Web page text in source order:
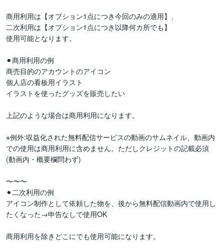
商用利用は【オプション1点につき今回のみの適用】、
二次利用は【オプション1点につき以降何カ所でも】
使用可能となります。
⚫︎商用利用の例
商売目的のアカウントのアイコン
個人店の看板用イラスト
イラストを使ったグッズを販売したい
上記のような場合は商用利用になります。
※例外:収益化された無料配信サービスの動画のサムネイル、動画内
での使用は商用利用に含めません。ただしクレジットの記載必須
(動画内・概要欄問わず)
〜〜〜
⚫︎二次利用の例
アイコン制作として依頼した物を、後から無料配信動画内で使用し
たくなった→申告なしで使用OK
商用利用を除きどこにでも使用可能になります。